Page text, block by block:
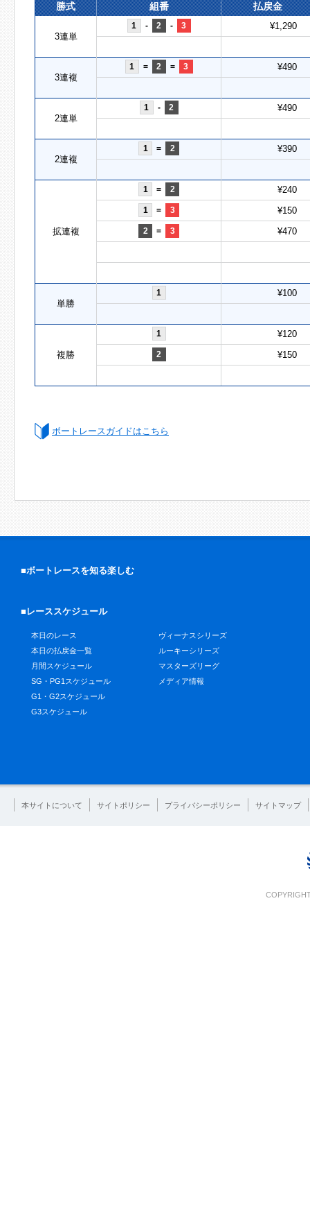
勝式 組番 払戻金
3連単
1 - 2 - 3 ¥1,290
3連複
1 = 2 = 3 ¥490
2連単
1 - 2 ¥490
2連複
1 = 2 ¥390
拡連複
1 = 2 ¥240
1 = 3 ¥150
2 = 3 ¥470
単勝
1 ¥100
複勝
1 ¥120
2 ¥150
ボートレースガイドはこちら
■ボートレースを知る楽しむ
■レーススケジュール
本日のレース
本日の払戻金一覧
月間スケジュール
SG・PG1スケジュール
G1・G2スケジュール
G3スケジュール
ヴィーナスシリーズ
ルーキーシリーズ
マスターズリーグ
メディア情報
本サイトについて サイトポリシー プライバシーポリシー サイトマップ